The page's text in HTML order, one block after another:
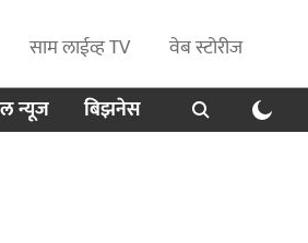
साम लाईव्ह TV
वेब स्टोरीज
न्यूज बिझनेस